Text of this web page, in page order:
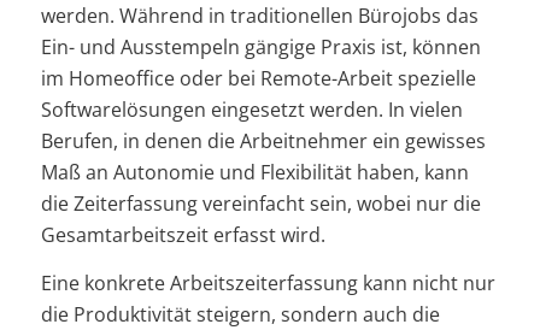
werden. Während in traditionellen Bürojobs das
Ein- und Ausstempeln gängige Praxis ist, können
im Homeoffice oder bei Remote-Arbeit spezielle
Softwarelösungen eingesetzt werden. In vielen
Berufen, in denen die Arbeitnehmer ein gewisses
Maß an Autonomie und Flexibilität haben, kann
die Zeiterfassung vereinfacht sein, wobei nur die
Gesamtarbeitszeit erfasst wird.
Eine konkrete Arbeitszeiterfassung kann nicht nur
die Produktivität steigern, sondern auch die